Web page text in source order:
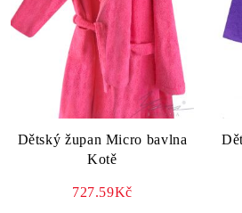
Dětský župan Micro bavlna
Kotě
727.59Kč